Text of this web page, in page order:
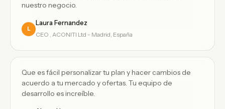
nuestro negocio.
L
Laura Fernandez
CEO , ACONITI Ltd - Madrid, España
Que es fácil personalizar tu plan y hacer cambios de
acuerdo a tu mercado y ofertas. Tu equipo de
desarrollo es increíble.